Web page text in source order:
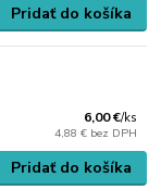
Pridať do košíka
6,00 €/ks
4,88 € bez DPH
Pridať do košíka